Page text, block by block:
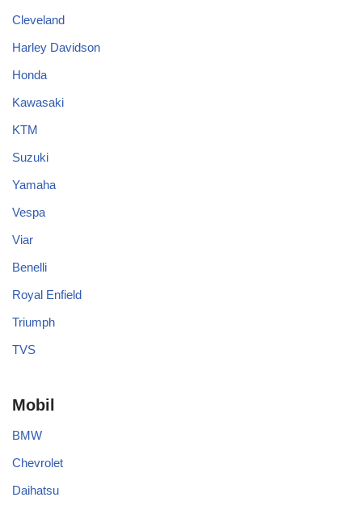
Cleveland
Harley Davidson
Honda
Kawasaki
KTM
Suzuki
Yamaha
Vespa
Viar
Benelli
Royal Enfield
Triumph
TVS
Mobil
BMW
Chevrolet
Daihatsu